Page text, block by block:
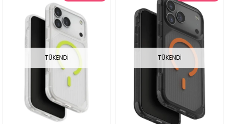
TÜKENDI TÜKENDI